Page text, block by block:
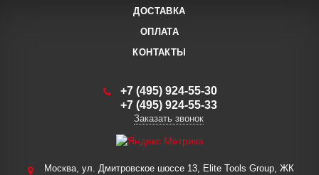
ДОСТАВКА
ОПЛАТА
КОНТАКТЫ
+7 (495) 924-55-30
+7 (495) 924-55-33
Заказать звонок
Москва, ул. Дмитровское шоссе 13, Elite Tools Group, ЖК